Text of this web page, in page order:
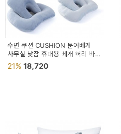
트
모
자
이
수면 쿠션 CUSHION 문어베게
사무실 낮잠 휴대용 베개 허리 바디
방석 수면베게
21% 18,720